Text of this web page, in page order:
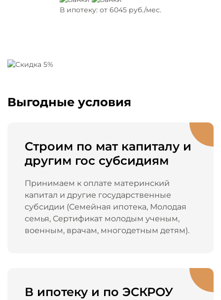
В ипотеку: от 6045 руб./мес.
Выгодные условия
Строим по мат капиталу и
другим гос субсидиям
Принимаем к оплате материнский
капитал и другие государственные
субсидии (Семейная ипотека, Молодая
семья, Сертификат молодым ученым,
военным, врачам, многодетным детям).
В ипотеку и по ЭСКРОУ